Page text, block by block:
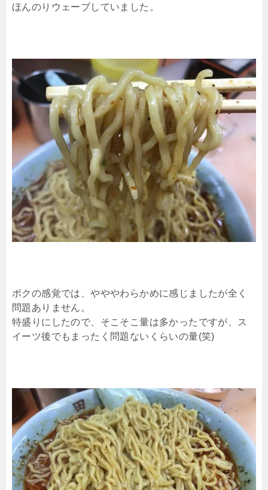
ほんのりウェーブしていました。
ボクの感覚では、やややわらかめに感じましたが全く
問題ありません。
特盛りにしたので、そこそこ量は多かったですが、ス
イーツ後でもまったく問題ないくらいの量(笑)